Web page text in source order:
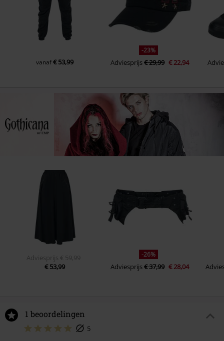
vanaf€ 53,99
-23%
Adviesprijs€ 29,99 € 22,94
Adviesprijs
€ 59,99
€ 53,99
-26%
Adviesprijs€ 37,99 € 28,04
1 beoordelingen
5